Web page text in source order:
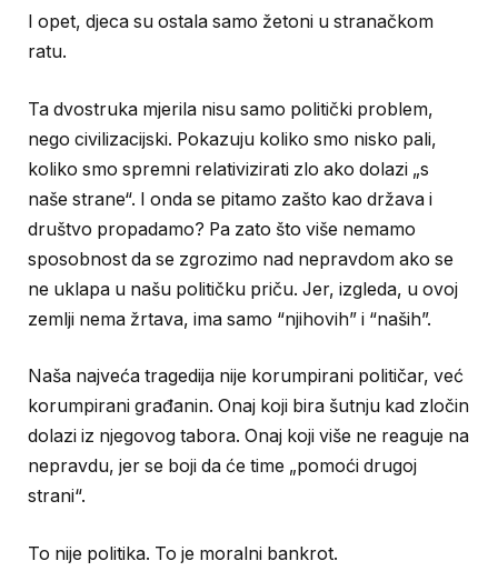
I opet, djeca su ostala samo žetoni u stranačkom
ratu.
Ta dvostruka mjerila nisu samo politički problem,
nego civilizacijski. Pokazuju koliko smo nisko pali,
koliko smo spremni relativizirati zlo ako dolazi „s
naše strane“. I onda se pitamo zašto kao država i
društvo propadamo? Pa zato što više nemamo
sposobnost da se zgrozimo nad nepravdom ako se
ne uklapa u našu političku priču. Jer, izgleda, u ovoj
zemlji nema žrtava, ima samo “njihovih” i “naših”.
Naša najveća tragedija nije korumpirani političar, već
korumpirani građanin. Onaj koji bira šutnju kad zločin
dolazi iz njegovog tabora. Onaj koji više ne reaguje na
nepravdu, jer se boji da će time „pomoći drugoj
strani“.
To nije politika. To je moralni bankrot.